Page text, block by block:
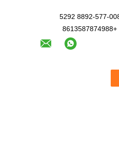
+8613587874988